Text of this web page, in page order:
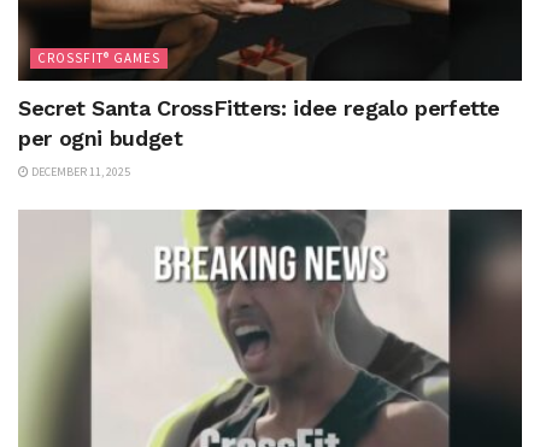
CROSSFIT® GAMES
Secret Santa CrossFitters: idee regalo perfette
per ogni budget
DECEMBER 11, 2025